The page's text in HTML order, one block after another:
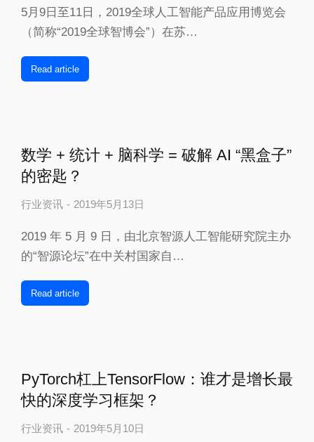
5月9日至11日，2019全球人工智能产品应用博览会
（简称“2019全球智博会”）在苏…
Read article
数学 + 统计 + 脑科学 = 破解 AI “黑盒子”
的密匙？
行业资讯 2019年5月13日
2019 年 5 月 9 日，由北京智源人工智能研究院主办
的“智源论坛”在中关村国家自…
Read article
PyTorch杠上TensorFlow：谁才是增长最
快的深度学习框架？
行业资讯 2019年5月10日